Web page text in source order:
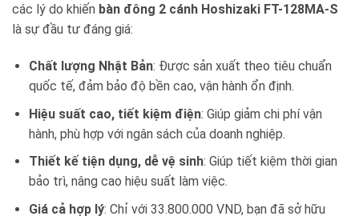
các lý do khiến bàn đông 2 cánh Hoshizaki FT-128MA-S
là sự đầu tư đáng giá:
Chất lượng Nhật Bản: Được sản xuất theo tiêu chuẩn
quốc tế, đảm bảo độ bền cao, vận hành ổn định.
Hiệu suất cao, tiết kiệm điện: Giúp giảm chi phí vận
hành, phù hợp với ngân sách của doanh nghiệp.
Thiết kế tiện dụng, dễ vệ sinh: Giúp tiết kiệm thời gian
bảo trì, nâng cao hiệu suất làm việc.
Giá cả hợp lý: Chỉ với 33.800.000 VND, bạn đã sở hữu